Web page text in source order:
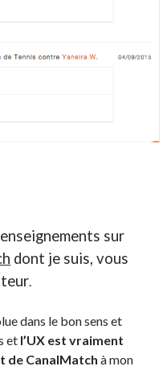
sur
dont je suis, vous
dans le bon sens et
et l’UX est vraiment
de CanalMatch à mon